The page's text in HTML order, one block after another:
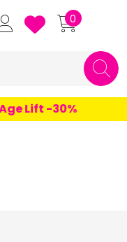
Grande Pharmacie
0
Lift -30%